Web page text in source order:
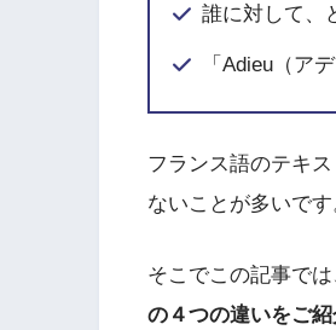
誰に対して、
「Adieu（ア
フランス語のテキ
ないことが多いです
そこでこの記事で
の４つの違いをご